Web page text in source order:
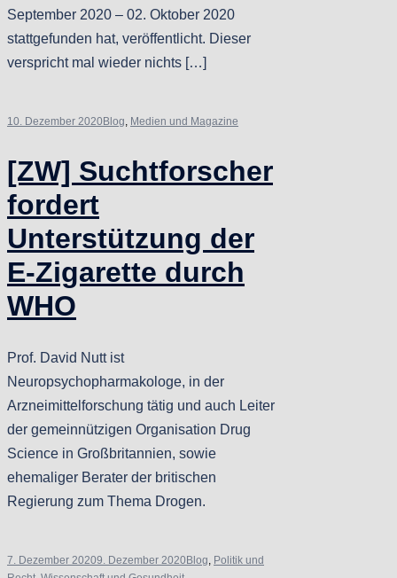
September 2020 – 02. Oktober 2020
stattgefunden hat, veröffentlicht. Dieser
verspricht mal wieder nichts […]
10. Dezember 2020 Blog, Medien und Magazine
[ZW] Suchtforscher
fordert
Unterstützung der
E-Zigarette durch
WHO
Prof. David Nutt ist
Neuropsychopharmakologe, in der
Arzneimittelforschung tätig und auch Leiter
der gemeinnützigen Organisation Drug
Science in Großbritannien, sowie
ehemaliger Berater der britischen
Regierung zum Thema Drogen.
7. Dezember 20209. Dezember 2020 Blog, Politik und